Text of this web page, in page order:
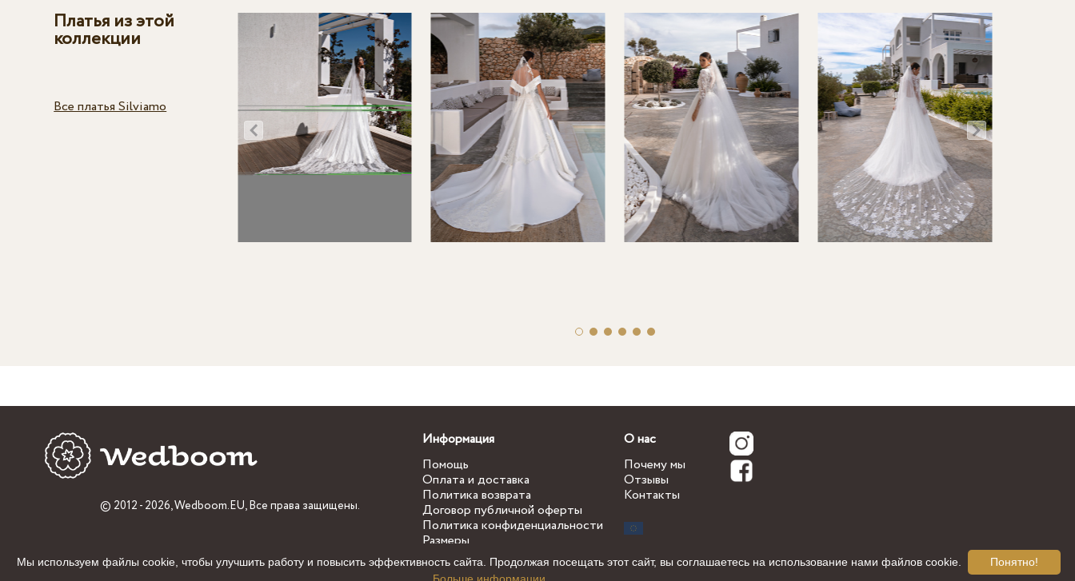
Платья из этой
коллекции
Все платья Silviamo
© 2012 - 2026,Wedboom.EU, Все права защищены.
Информация
Помощь
Оплата и доставка
Политика возврата
Договор публичной оферты
Политика конфиденциальности
Размеры
О нас
Почему мы
Отзывы
Контакты
Понятно!
Мы используем файлы cookie, чтобы улучшить работу и повысить эффективность сайта. Продолжая посещать этот сайт, вы соглашаетесь на использование нами файлов cookie.